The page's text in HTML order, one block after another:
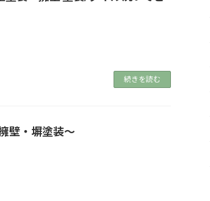
続きを読む
壁・塀塗装～